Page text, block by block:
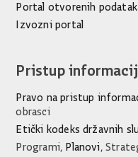
Portal otvorenih
Izvozni portal
Pristup
Pravo na pristup
obrasci
Etički kodeks državnih
Programi, Planovi,